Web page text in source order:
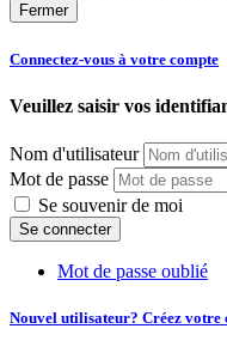
Fermer
Connectez-vous à votre compte
Veuillez saisir vos
Nom d'utilisateur
Mot de passe
Se souvenir de moi
Mot de passe oublié
Nouvel utilisateur? Créez votre